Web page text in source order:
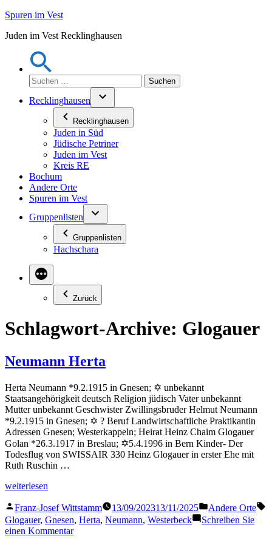
Zum
springen
Spuren im Vest
Juden im Vest Recklinghausen
Suchen
nach:
Recklinghausen
Recklinghausen
Juden in Süd
Jüdische Petriner
Juden im Vest
Kreis RE
Bochum
Andere Orte
Spuren im Vest
Gruppenlisten
Gruppenlisten
Hachschara
Zurück
Schlagwort-Archive: Glogauer
Neumann Herta
Herta Neumann *9.2.1915 in Gnesen; ✡ unbekannt
Staatsangehörigkeit deutsch Religion jüdisch Vater unbekannt
Mutter unbekannt Geschwister Zwillingsbruder Helmut Neumann
*9.2.1915 in Gnesen; ✡ ? Beruf Landwirtschaftliche Praktikantin
Adressen Gnesen; Westerkappeln; Heirat Heinz Chaim Glogauer
Golan *26.3.1917 in Breslau; ✡5.4.1996 in Bern Kinder- Der
Todesflug von SWISSAIR 330 Heinz Glogauer in erster Ehe mit
Ruth Ruschin …
„Neumann
weiterlesen
Veröffentlicht
von
Franz-Josef Wittstamm 13/09/202313/11/2025
Veröffentlicht
in
Andere Orte
Glogauer, Gnesen, Herta, Neumann, Westerbeck
Schreiben Sie
einen Kommentarzu